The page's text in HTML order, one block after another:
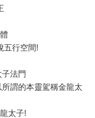
五行空間!
法門
謂的本靈駕稱金龍太
太子!